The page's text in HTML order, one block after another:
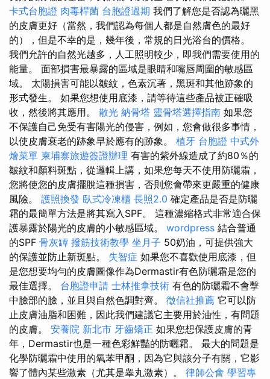
卡式台胞證 肉毒桿菌 台胞證過期 我們了解您是否認為曬黑
的皮膚更好（當然，我們認為每個人都是自然膚色的最好
的），但是不幸的是，幾年後，常規的日光浴台的價格。
我們允許的自然光越多，人工照明較少，即我們需要使用的
能量。 面部損害最暴露的區域是眼睛和嘴唇周圍的敏感區
域。 太陽損害可能以皺紋，色素沉著，黑斑和其他跡象的
形式發生。 如果您想使用底漆，請等待這些產品被正確吸
收，然後將其應用。 散光 納骨塔 靈骨塔選擇指南 如果您
不保護自己免受有害陽光的侵害，例如，您會做很多事情，
以使皮膚衰老的跡象早於應有的跡象。 植牙 台胞證 中式外
燴菜單 柬埔寨旅遊簽證辦理 有害的紫外線造成了約80％的
皺紋和顏料斑點，從邏輯上講，如果您每天不使用防曬霜，
您將使您的皮膚擺脫這種損害，否則您會帶來更嚴重的健康
風險。 護照換發 臥式冷凍櫃 長照2.0 確定產品是否是防曬
霜的最簡單方法是將其寫入SPF。 這種濃縮格式非常適合保
護暴露於陽光的皮膚的小敏感區域。 wordpress 結合普通
的SPF 骨灰罈 撥筋技術教學 坐月子 50奶油，可提供強大
的保護並防止新斑點。 失智症 如果您不喜歡使用底漆，但
是您想要均勻的皮膚圖像作為Dermastir有色防曬霜是您的
最佳選擇。 台胞證申請 士林推拿技術 有色的防曬霜不會擊
中臉部的臉，並且與自然色調對齊。 徵信社推薦 它可以防
止皮膚油脂和困難，因此我們建議它主要用於油性，有問題
的皮膚。 安養院 新北市 牙齒矯正 如果您想保護皮膚的青
年，Dermastir也是一種色彩鮮豔的防曬霜。 最大的問題是
化學防曬霜中使用的氧苯甲酮，因為它與該分子有關，它影
響了體內某些激素（尤其是睾丸激素）。 律師公會 學習專